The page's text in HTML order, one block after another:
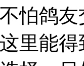
怕鸽
里能